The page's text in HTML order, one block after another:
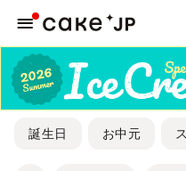
誕生日 お中元